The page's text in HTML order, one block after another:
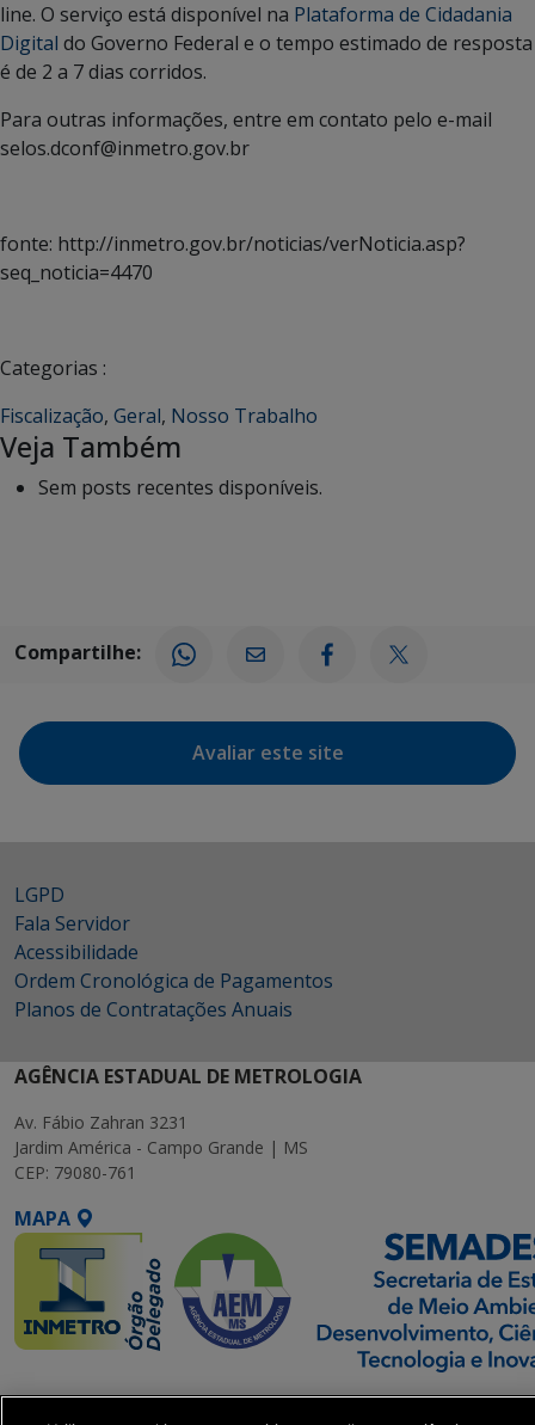
line. O serviço está disponível na Plataforma de Cidadania
Digital do Governo Federal e o tempo estimado de resposta
é de 2 a 7 dias corridos.
Para outras informações, entre em contato pelo e-mail
selos.dconf@inmetro.gov.br
fonte: http://inmetro.gov.br/noticias/verNoticia.asp?
seq_noticia=4470
Categorias :
Fiscalização, Geral, Nosso Trabalho
Veja Também
Sem posts recentes disponíveis.
Compartilhe:
Avaliar este site
LGPD
Fala Servidor
Acessibilidade
Ordem Cronológica de Pagamentos
Planos de Contratações Anuais
AGÊNCIA ESTADUAL DE METROLOGIA
Av. Fábio Zahran 3231
Jardim América - Campo Grande | MS
CEP: 79080-761
MAPA
SETDIG | Secretaria-